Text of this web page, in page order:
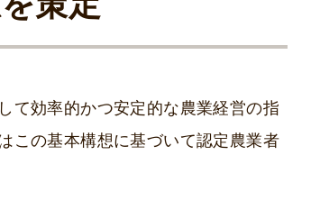
て効率的かつ安定的な農業経営の指
この基本構想に基づいて認定農業者